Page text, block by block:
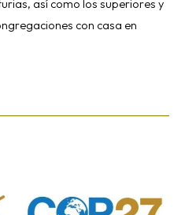
así como los superiores y
con casa en